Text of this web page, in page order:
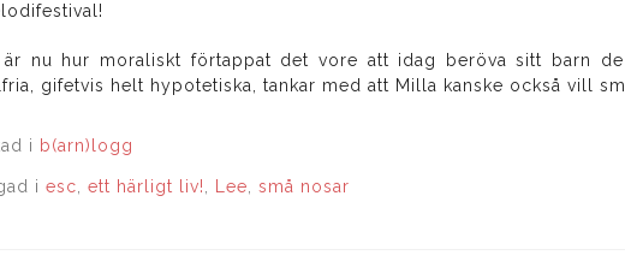
är nu hur moraliskt förtappat det vore att idag beröva sitt barn
gifetvis helt hypotetiska, tankar med att Milla kanske också vill
i b(arn)logg
iesc,ett härligt liv!, Lee,små nosar